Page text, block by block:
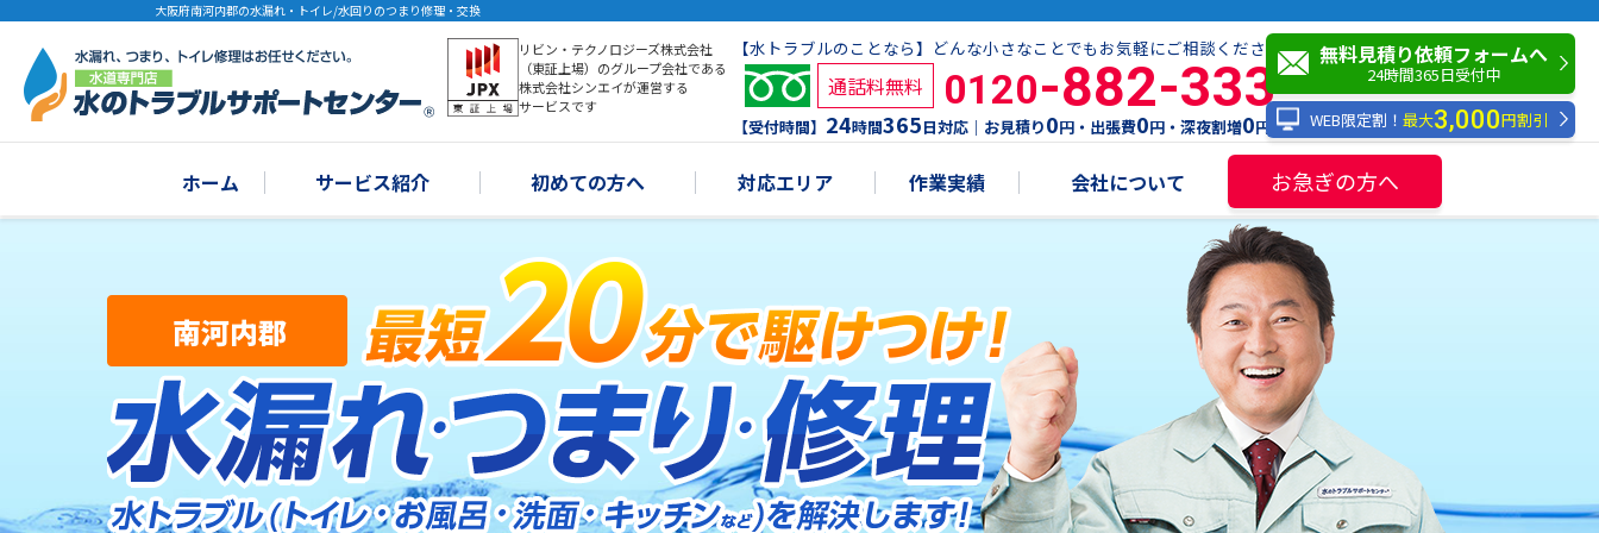
大阪府南河内郡の水漏れ・トイレ/水回りのつまり修理・交換
リビン・テクノロジーズ株式会社
（東証上場）のグループ会社である
株式会社シンエイが運営する
サービスです
【水トラブルのことなら】どんな小さなことでもお気軽にご相談ください！
通話料無料 0120-882-333
【受付時間】 24時間365日対応｜お見積り0円・出張費0円・深夜割増0円
無料見積り依頼フォームへ
24時間365日受付中
WEB限定割！ 最大3,000円割引
ホーム サービス紹介 初めての方へ 対応エリア 作業実績 会社について お急ぎの方へ
南河内郡